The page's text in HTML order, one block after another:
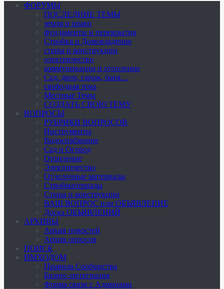
ФОРУМЫ
ПОСЛЕДНИЕ ТЕМЫ
земля и право
фундаменты и перекрытия
Стройка и Домовладение
стены и конструкции
электричество
коммуникации и отопление
Cад, двор, гараж, баня…
свободная тема
Местные Темы
СОЗДАТЬ СВОЮ ТЕМУ
ВОПРОСЫ
РУБРИКИ ВОПРОСОВ
Инструменты
Водоснабжение
Сад и Огород
Отопление
Электричество
Отделочные материалы
Стройматериалы
Стены и конструкции
ВАШ ВОПРОС или ОБЪЯВЛЕНИЕ
Доска ОБЪЯВЛЕНИЙ
АРХИВЫ
Архив новостей
Архив опросов
ПОИСК
ИМХОДОМ
Правила Сообщества
Бизнес-интеграция
Форма связи с Админами